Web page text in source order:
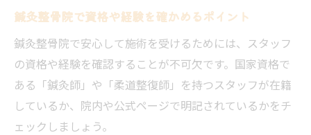
初回相談で確認すべき施術内容と注意点
くこと
肩こりや腰痛改善に鍼灸整骨院が選ばれる理由
鍼灸整骨院で肩こり腰痛が改善される理由
慢性的な痛みを根本から改善する鍼灸整骨
鍼灸整骨院で資格や経験を確かめるポイント
鍼灸整骨院で安心して施術を受けるためには、スタッフ
の資格や経験を確認することが不可欠です。国家資格で
ある「鍼灸師」や「柔道整復師」を持つスタッフが在籍
しているか、院内や公式ページで明記されているかをチ
ェックしましょう。